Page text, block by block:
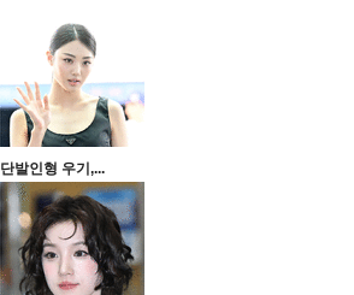
단발인형 우기,...